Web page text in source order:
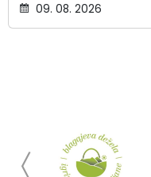
09. 08. 2026